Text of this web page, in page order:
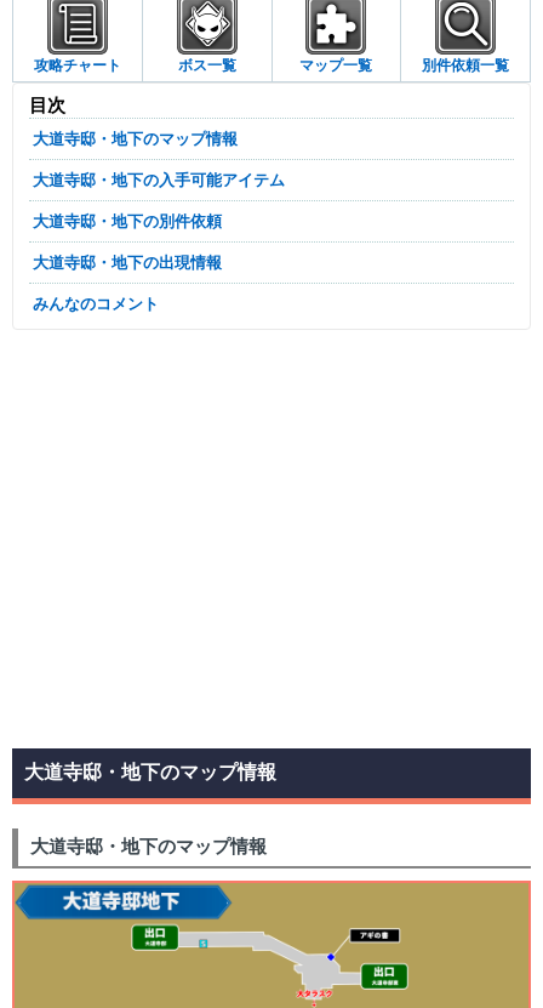
攻略チャート ボス一覧 マップ一覧 別件依頼一覧
目次
大道寺邸・地下のマップ情報
大道寺邸・地下の入手可能アイテム
大道寺邸・地下の別件依頼
大道寺邸・地下の出現情報
みんなのコメント
大道寺邸・地下のマップ情報
大道寺邸・地下のマップ情報